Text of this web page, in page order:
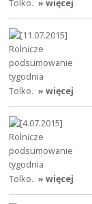
Tolko. » więcej
Tolko. » więcej
Tolko. » więcej